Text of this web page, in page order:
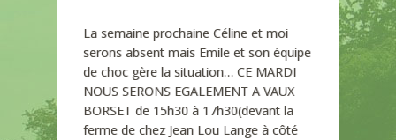
La semaine prochaine Céline et moi
serons absent mais Emile et son équipe
de choc gère la situation… CE MARDI
NOUS SERONS EGALEMENT A VAUX
BORSET de 15h30 à 17h30(devant la
ferme de chez Jean Lou Lange à côté